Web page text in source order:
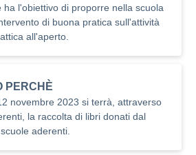
ha l'obiettivo di proporre nella scuola
di buona pratica sull'attività
all'aperto.
PERCHÈ
novembre 2023 si terrà, attraverso
la raccolta di libri donati dal
aderenti.